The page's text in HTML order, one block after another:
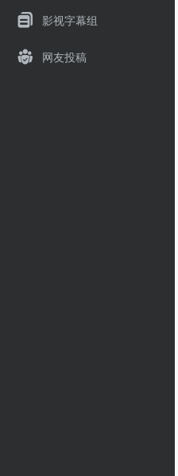
影视字幕组
网友投稿